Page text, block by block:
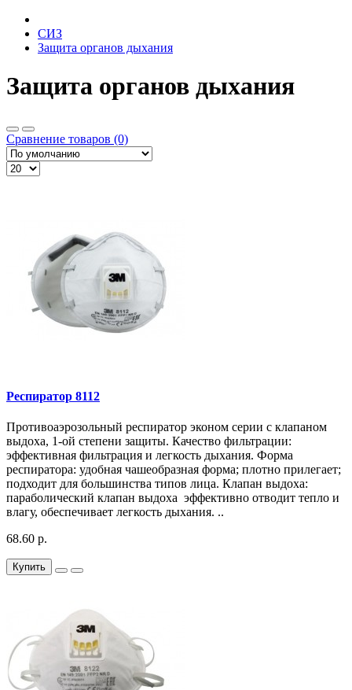
СИЗ
Защита органов дыхания
Защита органов дыхания
Сравнение товаров (0)
Респиратор 8112
Противоаэрозольный респиратор эконом серии с клапаном
выдоха, 1-ой степени защиты. Качество фильтрации:
эффективная фильтрация и легкость дыхания. Форма
респиратора: удобная чашеобразная форма; плотно прилегает;
подходит для большинства типов лица. Клапан выдоха:
параболический клапан выдоха эффективно отводит тепло и
влагу, обеспечивает легкость дыхания. ..
68.60 р.
Купить